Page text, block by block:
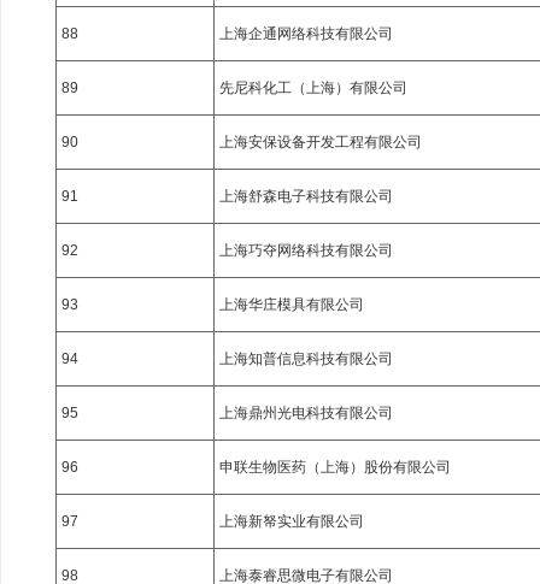
88 上海企通网络科技有限公司
89 先尼科化工（上海）有限公司
90 上海安保设备开发工程有限公司
91 上海舒森电子科技有限公司
92 上海巧夺网络科技有限公司
93 上海华庄模具有限公司
94 上海知普信息科技有限公司
95 上海鼎州光电科技有限公司
96 申联生物医药（上海）股份有限公司
97 上海新帑实业有限公司
98 上海泰睿思微电子有限公司